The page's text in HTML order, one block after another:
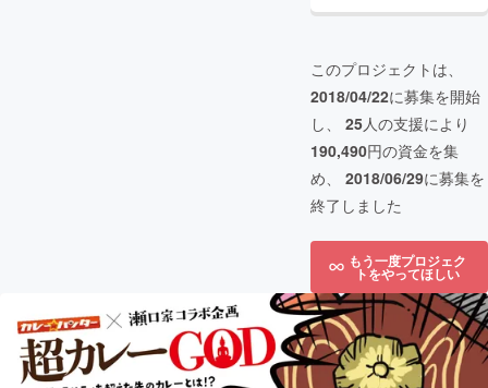
このプロジェクトは、
2018/04/22に募集を開始
し、 25人の支援により
190,490円の資金を集
め、 2018/06/29に募集を
終了しました
もう一度プロジェク
トをやってほしい